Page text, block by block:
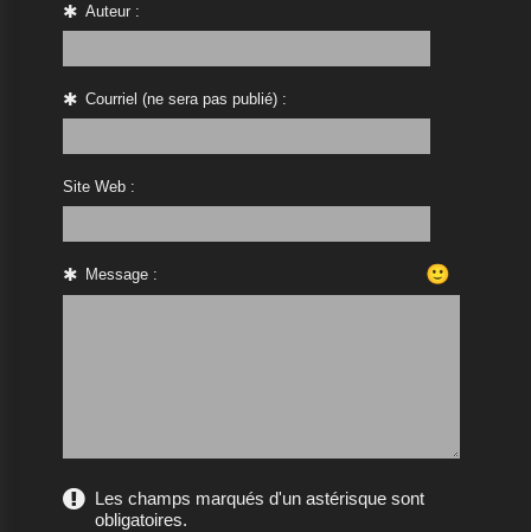
Auteur :
Courriel (ne sera pas publié) :
Site Web :
Message : 🙂
Les champs marqués d'un astérisque sont
obligatoires.